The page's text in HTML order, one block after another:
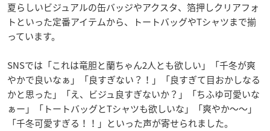
夏らしいビジュアルの缶バッジやアクスタ、箔押しクリアフォ
トといった定番アイテムから、トートバッグやTシャツまで揃
っています。
SNSでは「これは竜胆と蘭ちゃん2人とも欲しい」「千冬が爽
やかで良いなぁ」「良すぎない？！」「良すぎて目おかしなる
かと思った」「え、ビジュ良すぎないか？」「ちふゆ可愛いな
ぁー」「トートバッグとTシャツも欲しいな」「爽やか〜〜」
「千冬可愛すぎる！！」といった声が寄せられました。